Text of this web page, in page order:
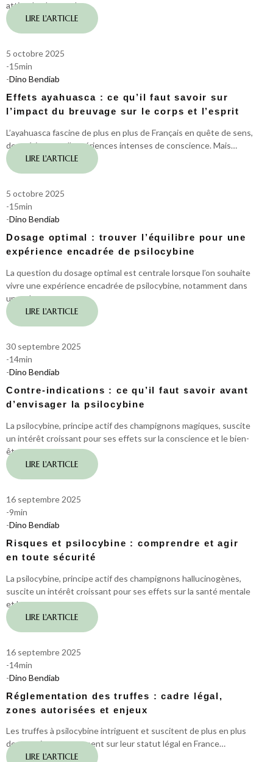
attire de plus en plus…
LIRE L'ARTICLE
5 octobre 2025
-15min
-Dino Bendiab
Effets ayahuasca : ce qu’il faut savoir sur
l’impact du breuvage sur le corps et l’esprit
L’ayahuasca fascine de plus en plus de Français en quête de sens,
de guérison ou d’expériences intenses de conscience. Mais…
LIRE L'ARTICLE
5 octobre 2025
-15min
-Dino Bendiab
Dosage optimal : trouver l’équilibre pour une
expérience encadrée de psilocybine
La question du dosage optimal est centrale lorsque l’on souhaite
vivre une expérience encadrée de psilocybine, notamment dans
un cadre…
LIRE L'ARTICLE
30 septembre 2025
-14min
-Dino Bendiab
Contre-indications : ce qu’il faut savoir avant
d’envisager la psilocybine
La psilocybine, principe actif des champignons magiques, suscite
un intérêt croissant pour ses effets sur la conscience et le bien-
être…
LIRE L'ARTICLE
16 septembre 2025
-9min
-Dino Bendiab
Risques et psilocybine : comprendre et agir
en toute sécurité
La psilocybine, principe actif des champignons hallucinogènes,
suscite un intérêt croissant pour ses effets sur la santé mentale
et le…
LIRE L'ARTICLE
16 septembre 2025
-14min
-Dino Bendiab
Réglementation des truffes : cadre légal,
zones autorisées et enjeux
Les truffes à psilocybine intriguent et suscitent de plus en plus
de questions, notamment sur leur statut légal en France…
LIRE L'ARTICLE